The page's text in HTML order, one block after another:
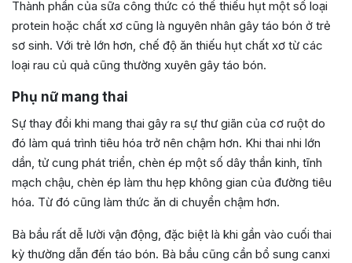
Thành phần của sữa công thức có thể thiếu hụt một số loại
protein hoặc chất xơ cũng là nguyên nhân gây táo bón ở trẻ
sơ sinh. Với trẻ lớn hơn, chế độ ăn thiếu hụt chất xơ từ các
loại rau củ quả cũng thường xuyên gây táo bón.
Phụ nữ mang thai
Sự thay đổi khi mang thai gây ra sự thư giãn của cơ ruột do
đó làm quá trình tiêu hóa trở nên chậm hơn. Khi thai nhi lớn
dần, tử cung phát triển, chèn ép một số dây thần kinh, tĩnh
mạch chậu, chèn ép làm thu hẹp không gian của đường tiêu
hóa. Từ đó cũng làm thức ăn di chuyển chậm hơn.
Bà bầu rất dễ lười vận động, đặc biệt là khi gần vào cuối thai
kỳ thường dẫn đến táo bón. Bà bầu cũng cần bổ sung canxi